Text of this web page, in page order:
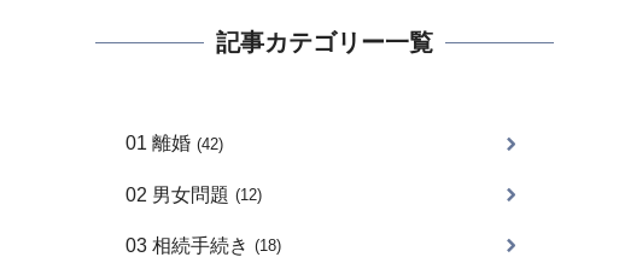
記事カテゴリー一覧
01 離婚 (42)
02 男女問題 (12)
03 相続手続き (18)